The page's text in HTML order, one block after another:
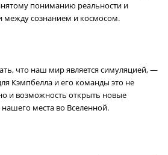
пониманию реальности и
между сознанием и космосом.
что наш мир является симуляцией, —
Кэмпбелла и его команды это не
и возможность открыть новые
места во Вселенной.